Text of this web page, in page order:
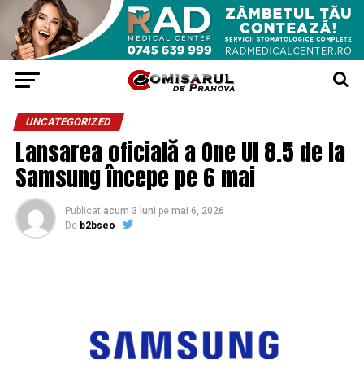
UNCATEGORIZED
Lansarea oficială a One UI 8.5 de la
Samsung începe pe 6 mai
Publicat acum 3 luni pe mai 6, 2026
De b2bseo